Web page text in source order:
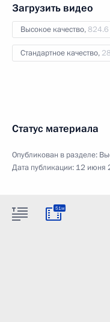
Загрузить видео
Высокое качество,
Стандартное качество,
Статус материала
Опубликован в разделе:
Дата публикации: 12 июня
51м